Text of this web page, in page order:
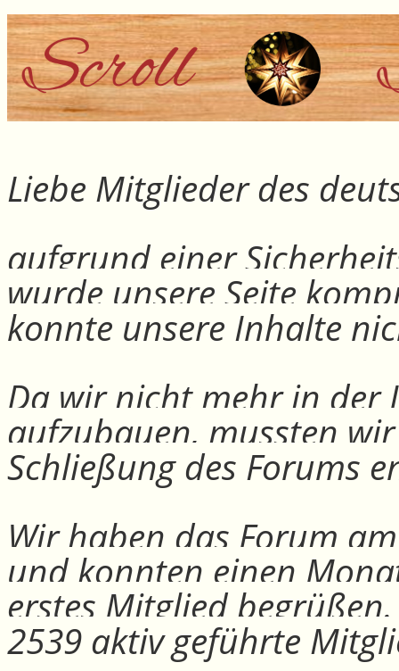
Liebe Mitglieder des
aufgrund einer
wurde unsere Seite
konnte unsere Inhalte
Da wir nicht mehr in der
aufzubauen, mussten
Schließung des Forums
Wir haben das Forum
und konnten einen
erstes Mitglied
2539 aktiv geführte